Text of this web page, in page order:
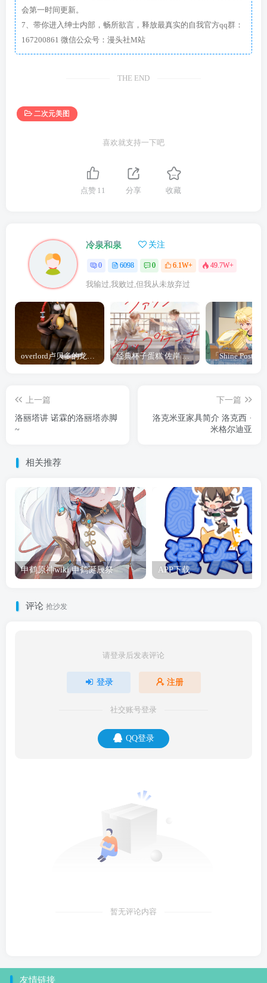
会第一时间更新。
7、带你进入绅士内部，畅所欲言，释放最真实的自我官方qq群：
167200861 微信公众号：漫头社M站
THE END
二次元美图
喜欢就支持一下吧
点赞 11 分享 收藏
冷泉和泉 关注
0 6098 0 6.1W+ 49.7W+
我输过,我败过,但我从未放弃过
经典杯子蛋糕 佐岸 漫画「经典杯子蛋糕」宣布真人日剧化
上一篇
洛丽塔讲 诺霖的洛丽塔赤脚
~
下一篇
洛克米亚家具简介 洛克西 ·
米格尔迪亚
相关推荐
申鹤原神wiki 申鹤诞辰祭 APP下载
评论 抢沙发
请登录后发表评论
登录 注册
社交账号登录
QQ登录
暂无评论内容
友情链接